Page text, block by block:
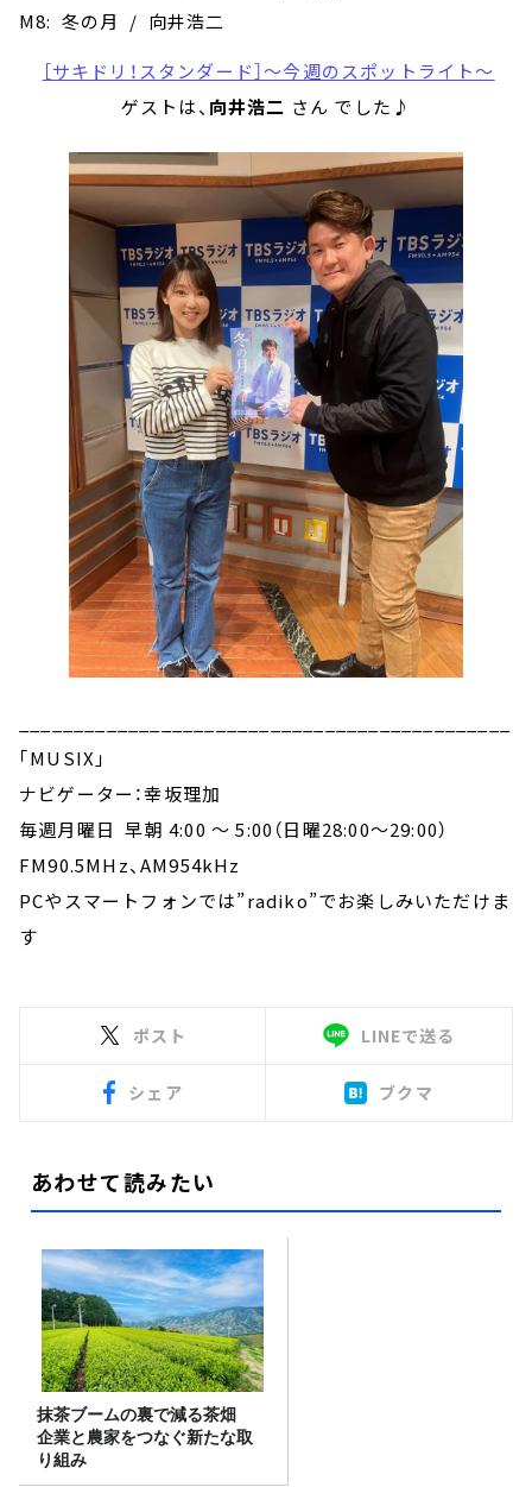
M8: 冬の月 / 向井浩二
［サキドリ！スタンダード］～今週のスポットライト～
ゲストは、 向井浩二 さん でした♪
｢MUSIX｣
ナビゲーター：幸坂理加
毎週月曜日 早朝 4:00 ～ 5:00（日曜28:00～29:00）
FM90.5MHz、AM954kHz
PCやスマートフォンでは”radiko”でお楽しみいただけま
す
ポスト LINEで送る
シェア ブクマ
あわせて読みたい
抹茶ブームの裏で減る茶畑
企業と農家をつなぐ新たな取
り組み